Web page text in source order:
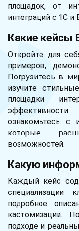
площадок, от
интеграций с 1С и
Какие кейсы
Откройте для
примеров,
Погрузитесь в
изучите
площадки
ознакомьтесь с
которые
возможностей.
Какую
Каждый кейс
специализации
подробное
кастомизаций.
подходе и